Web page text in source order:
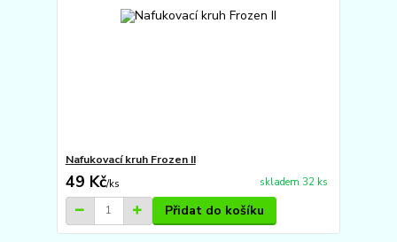
Nafukovací kruh Frozen II
49 Kč/ks skladem 32 ks
Přidat do košíku